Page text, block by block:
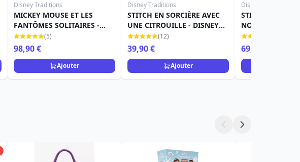
Disney Traditions
MICKEY MOUSE ET LES
FANTÔMES SOLITAIRES -
DISNEY TRADITIONS
(5)
98,90 €
Ajouter
Disney Traditions
STITCH EN SORCIÈRE AVEC
UNE CITROUILLE - DISNEY
TRADITIONS
(12)
39,90 €
Ajouter
Disney Traditions
STITCH AVEC
NOËL (LED) -
TRADITIONS
69,90 €